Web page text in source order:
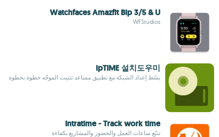
Watchfaces Amazfit Bip 3/5 & U
WFStudios
ipTIME 설치도우미
بسّط إعداد الشبكة مع تطبيق مساعد تثبيت الموجّه خطوة بخطوة
Intratime - Track work time
تتبّع ساعات العمل والحضور والمشاريع بكفاءة